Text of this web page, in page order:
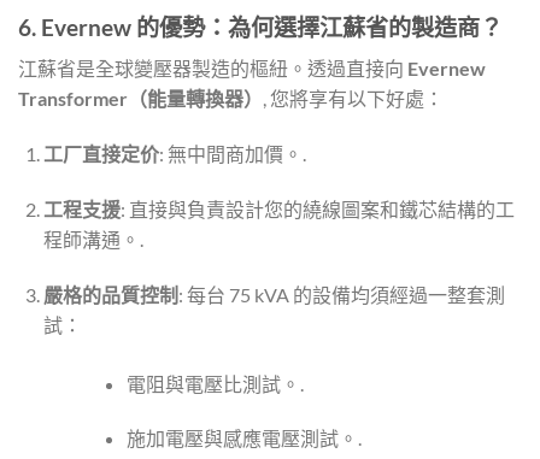
6. Evernew 的優勢：為何選擇江蘇省的製造商？
江蘇省是全球變壓器製造的樞紐。透過直接向 Evernew
Transformer（能量轉換器） , 您將享有以下好處：
工厂直接定价: 無中間商加價。.
工程支援: 直接與負責設計您的繞線圖案和鐵芯結構的工
程師溝通。.
嚴格的品質控制 : 每台 75 kVA 的設備均須經過一整套測
試：
電阻與電壓比測試。.
施加電壓與感應電壓測試。.